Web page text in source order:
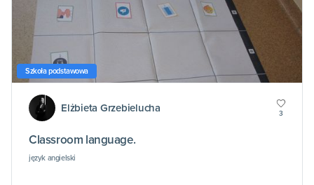
Szkoła podstawowa
Elżbieta Grzebielucha 3
Classroom language.
język angielski